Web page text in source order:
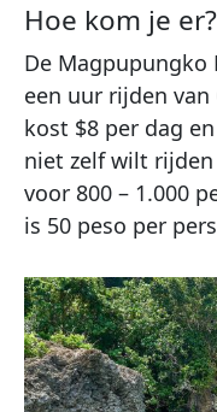
Hoe kom je er?
De Magpupungko
een uur rijden van
kost $8 per dag
niet zelf wilt
voor 800 – 1.000
is 50 peso per